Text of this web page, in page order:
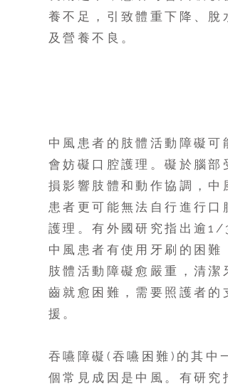
養不足，引致體重下降、脫
及營養不良。
中風患者的肢體活動障礙可
會妨礙口腔護理。礙於腦部
損影響肢體和動作協調，中
患者更可能無法自行進行口
護理。有外國研究指出逾1/3
中風患者有使用牙刷的困難
肢體活動障礙愈嚴重，清潔
齒就愈困難，需要照護者的
援。
吞嚥障礙(吞嚥困難)的其中一
個常見成因是中風。有研究